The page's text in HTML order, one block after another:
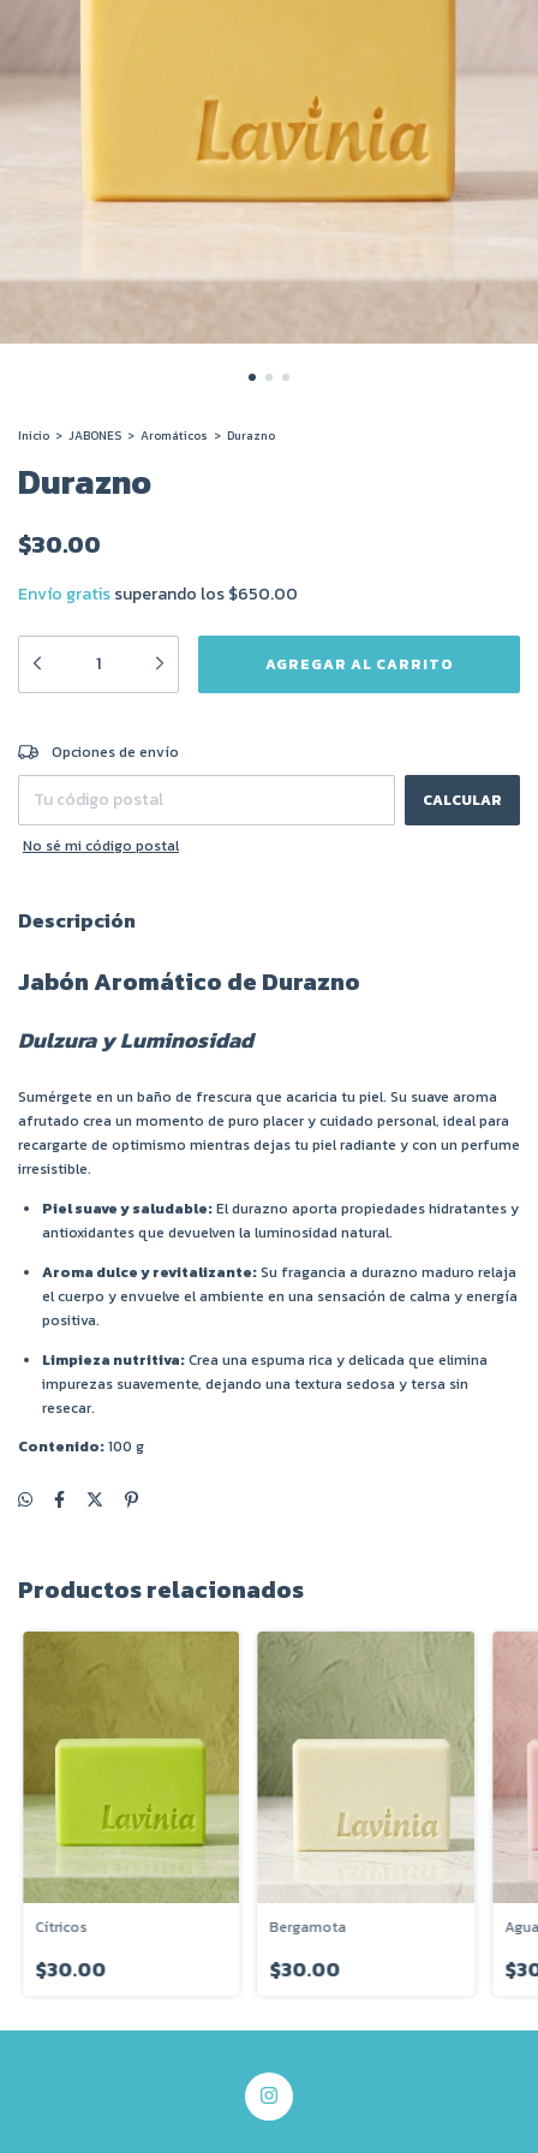
Inicio > JABONES > Aromáticos > Durazno
Durazno
$30.00
Envío gratissuperando los$650.00
Entregas para el CP:
Opciones de envío
CALCULAR
No sé mi código postal
Descripción
Jabón Aromático de Durazno
Dulzura y Luminosidad
Sumérgete en un baño de frescura que acaricia tu piel. Su suave aroma
afrutado crea un momento de puro placer y cuidado personal, ideal para
recargarte de optimismo mientras dejas tu piel radiante y con un perfume
irresistible.
Piel suave y saludable:El durazno aporta propiedades hidratantes y
antioxidantes que devuelven la luminosidad natural.
Aroma dulce y revitalizante:Su fragancia a durazno maduro relaja
el cuerpo y envuelve el ambiente en una sensación de calma y energía
positiva.
Limpieza nutritiva:Crea una espuma rica y delicada que elimina
impurezas suavemente, dejando una textura sedosa y tersa sin
resecar.
Contenido:100 g
Productos relacionados
Cítricos
$30.00
Bergamota
$30.00